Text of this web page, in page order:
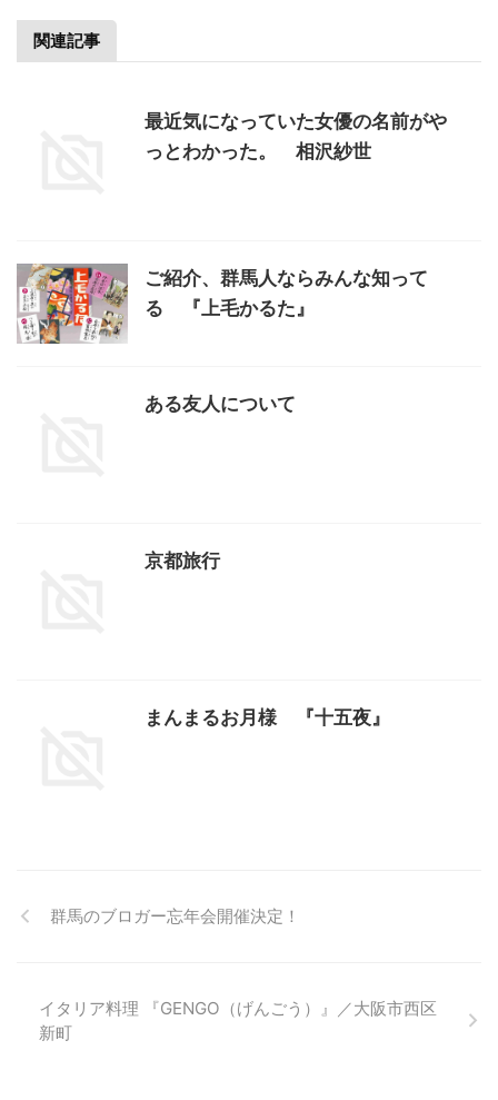
関連記事
最近気になっていた女優の名前がや
っとわかった。 相沢紗世
ご紹介、群馬人ならみんな知って
る 『上毛かるた』
ある友人について
京都旅行
まんまるお月様 『十五夜』
群馬のブロガー忘年会開催決定！
イタリア料理 『GENGO（げんごう）』／大阪市西区
新町